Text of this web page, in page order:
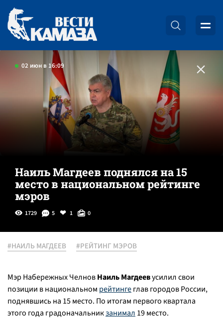
02 июн в 16:09
Наиль Магдеев поднялся на 15
место в национальном рейтинге
мэров
1729 5 1 0
#НАИЛЬ МАГДЕЕВ #РЕЙТИНГ МЭРОВ
Мэр Набережных ЧелновНаиль Магдеевусилил свои
позиции в национальном рейтингеглав городов России,
поднявшись на 15 место. По итогам первого квартала
этого года градоначальникзанимал 19 место.